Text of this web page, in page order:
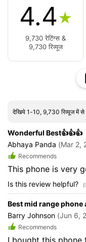
4.4★
9,730 रेटिंग्स &
9,730 रिव्यूज
देखिये 1-10, 9,730 रिव्यूज में से
Wonderful Best👍👍👍
Abhaya Panda (Mar 2,
Recommends
This phone is very
Is this review helpful?
Best mid range phone
Barry Johnson (Jun 6,
Recommends
I bought this phone